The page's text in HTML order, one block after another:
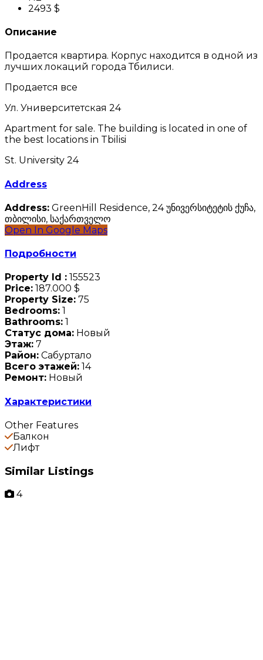
2493 $
Описание
Продается квартира. Корпус находится в одной из
лучших локаций города Тбилиси.
Продается все
Ул. Университетская 24
Apartment for sale. The building is located in one of
the best locations in Tbilisi
St. University 24
Address
Address: GreenHill Residence, 24 უნივერსიტეტის ქუჩა,
თბილისი, საქართველო
Open In Google Maps
Подробности
Property Id : 155523
Price: 187.000 $
Property Size: 75
Bedrooms: 1
Bathrooms: 1
Статус дома: Новый
Этаж: 7
Район: Сабуртало
Всего этажей: 14
Ремонт: Новый
Характеристики
Other Features
Балкон
Лифт
Similar Listings
4